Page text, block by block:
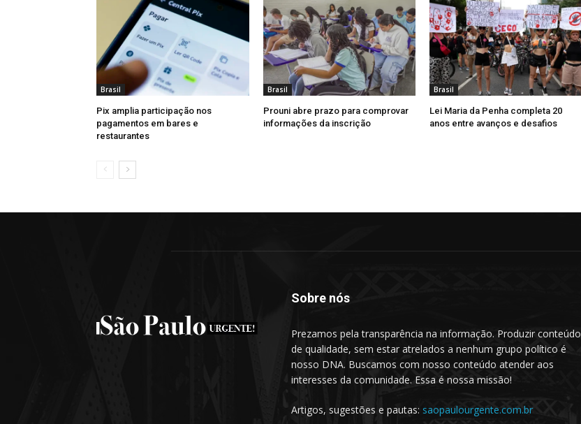
Brasil
Pix amplia participação nos
pagamentos em bares e
restaurantes
Brasil
Prouni abre prazo para comprovar
informações da inscrição
Brasil
Lei Maria da Penha completa 20
anos entre avanços e desafios
Sobre nós
Prezamos pela transparência na informação. Produzir conteúdo
de qualidade, sem estar atrelados a nenhum grupo político é
nosso DNA. Buscamos com nosso conteúdo atender aos
interesses da comunidade. Essa é nossa missão!
Artigos, sugestões e pautas: saopaulourgente.com.br